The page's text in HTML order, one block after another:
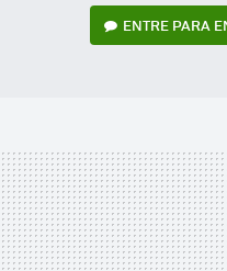
ENTRE PARA